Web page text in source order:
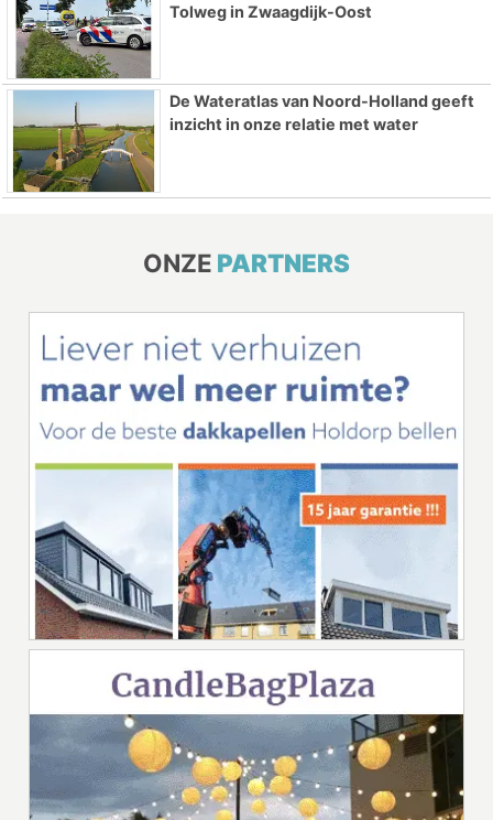
Tolweg in Zwaagdijk-Oost
De Wateratlas van Noord-Holland geeft
inzicht in onze relatie met water
ONZE PARTNERS